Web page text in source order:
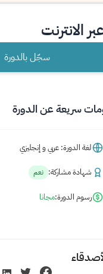
الانترنت
سجّل بالدورة
سريعة عن الدورة
لغة الدورة: عربي و إنجليزي
شهادة مشاركة: نعم
رسوم الدورة:مجانا